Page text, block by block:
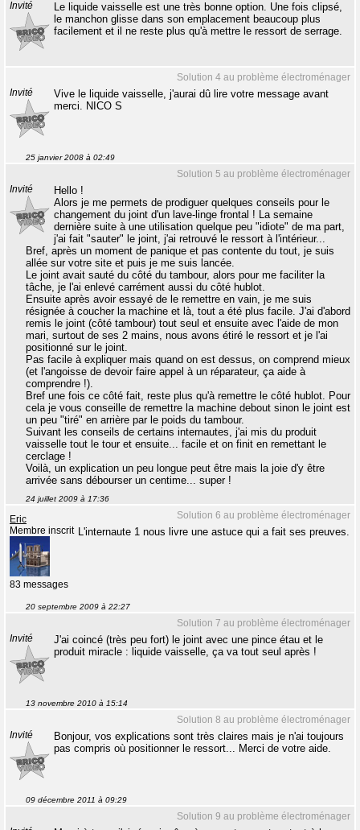
Invité
Le liquide vaisselle est une très bonne option. Une fois clipsé,
le manchon glisse dans son emplacement beaucoup plus
facilement et il ne reste plus qu'à mettre le ressort de serrage.
Solution 4 au problème électroménager
Invité
Vive le liquide vaisselle, j'aurai dû lire votre message avant
merci. NICO S
25 janvier 2008 à 02:49
Solution 5 au problème électroménager
Invité
Hello !
Alors je me permets de prodiguer quelques conseils pour le
changement du joint d'un lave-linge frontal ! La semaine
dernière suite à une utilisation quelque peu "idiote" de ma part,
j'ai fait "sauter" le joint, j'ai retrouvé le ressort à l'intérieur...
Bref, après un moment de panique et pas contente du tout, je suis
allée sur votre site et puis je me suis lancée.
Le joint avait sauté du côté du tambour, alors pour me faciliter la
tâche, je l'ai enlevé carrément aussi du côté hublot.
Ensuite après avoir essayé de le remettre en vain, je me suis
résignée à coucher la machine et là, tout a été plus facile. J'ai d'abord
remis le joint (côté tambour) tout seul et ensuite avec l'aide de mon
mari, surtout de ses 2 mains, nous avons étiré le ressort et je l'ai
positionné sur le joint.
Pas facile à expliquer mais quand on est dessus, on comprend mieux
(et l'angoisse de devoir faire appel à un réparateur, ça aide à
comprendre !).
Bref une fois ce côté fait, reste plus qu'à remettre le côté hublot. Pour
cela je vous conseille de remettre la machine debout sinon le joint est
un peu "tiré" en arrière par le poids du tambour.
Suivant les conseils de certains internautes, j'ai mis du produit
vaisselle tout le tour et ensuite... facile et on finit en remettant le
cerclage !
Voilà, un explication un peu longue peut être mais la joie d'y être
arrivée sans débourser un centime... super !
24 juillet 2009 à 17:36
Solution 6 au problème électroménager
Eric
Membre inscrit
83 messages
L'internaute 1 nous livre une astuce qui a fait ses preuves.
20 septembre 2009 à 22:27
Solution 7 au problème électroménager
Invité
J'ai coincé (très peu fort) le joint avec une pince étau et le
produit miracle : liquide vaisselle, ça va tout seul après !
13 novembre 2010 à 15:14
Solution 8 au problème électroménager
Invité
Bonjour, vos explications sont très claires mais je n'ai toujours
pas compris où positionner le ressort... Merci de votre aide.
09 décembre 2011 à 09:29
Solution 9 au problème électroménager